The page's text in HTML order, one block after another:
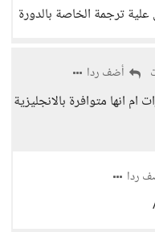
ترجمة الخاصة بالدورة
أضف ردا
انها متوافرة بالانجليزية
ردا